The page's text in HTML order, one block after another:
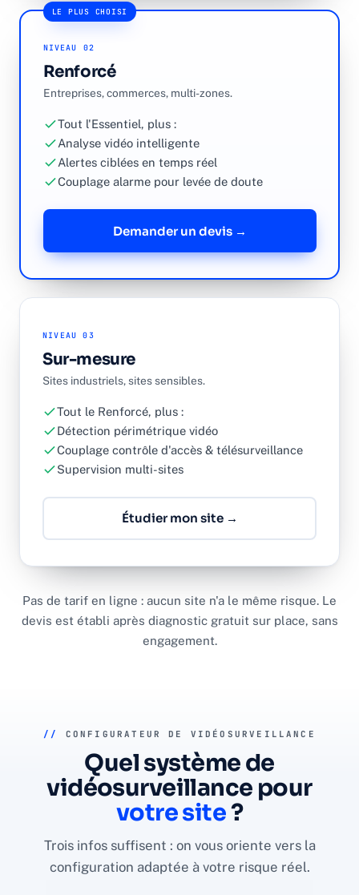
LE PLUS CHOISI
NIVEAU 02
Renforcé
Entreprises, commerces, multi-zones.
Tout l'Essentiel, plus :
Analyse vidéo intelligente
Alertes ciblées en temps réel
Couplage alarme pour levée de doute
Demander un devis →
NIVEAU 03
Sur-mesure
Sites industriels, sites sensibles.
Tout le Renforcé, plus :
Détection périmétrique vidéo
Couplage contrôle d'accès & télésurveillance
Supervision multi-sites
Étudier mon site →
Pas de tarif en ligne : aucun site n'a le même risque. Le
devis est établi après diagnostic gratuit sur place, sans
engagement.
// CONFIGURATEUR DE VIDÉOSURVEILLANCE
Quel système de
vidéosurveillance pour
votre site?
Trois infos suffisent : on vous oriente vers la
configuration adaptée à votre risque réel.